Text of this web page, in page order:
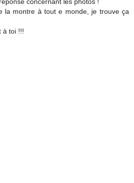
la montre à tout e monde, je trouve ça
à toi !!!